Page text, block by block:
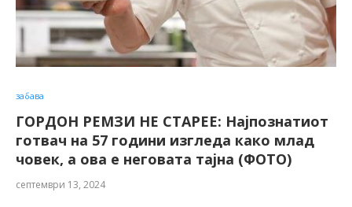
забава
ГОРДОН РЕМЗИ НЕ СТАРЕЕ: Најпознатиот
готвач на 57 години изгледа како млад
човек, а ова е неговата тајна (ФОТО)
септември 13, 2024